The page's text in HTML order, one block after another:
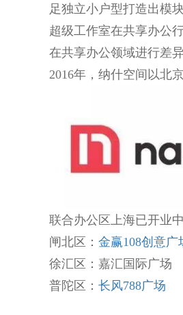
足独立小户型打造出模块
超级工作室在共享办公行
在共享办公领域进行差异
2016年，纳什空间以
联合办公区上海已开业
闸北区： 金赢108创意广
徐汇区：嘉汇国际广场
普陀区： 长风788广场